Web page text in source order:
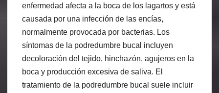
enfermedad afecta a la boca de los lagartos y está
causada por una infección de las encías,
normalmente provocada por bacterias. Los
síntomas de la podredumbre bucal incluyen
decoloración del tejido, hinchazón, agujeros en la
boca y producción excesiva de saliva. El
tratamiento de la podredumbre bucal suele incluir